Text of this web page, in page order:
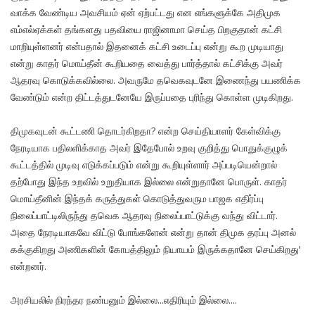
வாக்க வேண்டிய அவசியம் ஏன் ஏற்பட்டது என எங்களுக்கே அதிமுக
எம்எல்ஏக்கள் தங்களது பதவியை ராஜினாமா செய்த பிறகுதான் கட்சி
மாறியுள்ளனர் என்பதால் இதனைக் கட்சி உடைப்பு என்று கூற முடியாது
என்று காதர் மொய்தீன் கூறியதை வைத்து பார்த்தால் கட்சிக்கு அவர்
ஆதரவு கொடுக்கவில்லை. அவருமே தவெகவுடனே இணைந்து பயணிக்க
வேண்டும் என்ற திட்டத்துடனேயே இருப்பதை புரிந்து கொள்ள முடிகிறது.
திமுகவுடன் கூட்டணி தொடர்கிறதா? என்ற செய்தியாளர் கேள்விக்கு
நேரடியாக பதிலளிக்காத அவர் இதேபோல் உறவு குறித்து பொதுக்குழுக்
கூட்டத்தில் முடிவு எடுக்கப்படும் என்று கூறியுள்ளார் அப்படியென்றால்
தற்போது இந்த உறவில் உறுதியாக இல்லை என்றுதானே பொருள். காதர்
மொய்தீனின் இந்தக் கருத்துகள் கொடுத்துவரும பாஜக எதிர்ப்பு
நிலைப்பாட்டிலிருந்து தவெக ஆதரவு நிலைப்பாட்டுக்கு வந்து விட்டார்.
அதை நேரடியாகவே விட்டு போங்களேன் என்று தான் திமுக தரப்பு அனல்
கக்குகிறது அணிகளின் கோபத்திலும் நியாயம் இருக்கதானே செய்கிறது'
என்றனர்.
அரசியலில் நிரந்தர நண்பனும் இல்லை...எதிரியும் இல்லை....